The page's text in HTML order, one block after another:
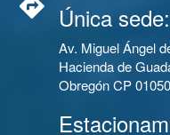
Única sede:
Av. Miguel Ángel
Hacienda de
Obregón CP